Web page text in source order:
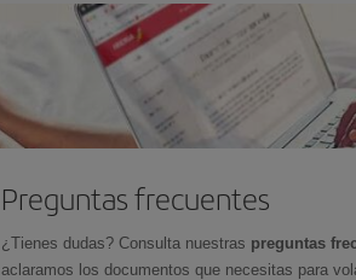
Preguntas frecuentes
¿Tienes dudas? Consulta nuestras preguntas
aclaramos los documentos que necesitas para